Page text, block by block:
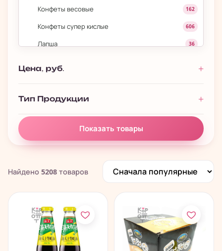
Конфеты весовые 162
Конфеты супер кислые 606
Лапша 36
Мармеладки
Маршмеллоу 180
Печенье, пончики, батончики 280
Цена, руб.
Тип Продукции
Показать товары
Найдено 5208 товаров